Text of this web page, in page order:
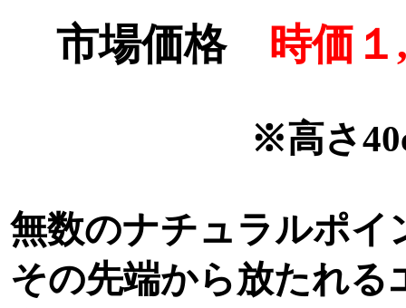
市場価格時価１,
※高さ
無数のナチュラルポイ
その先端から放たれる